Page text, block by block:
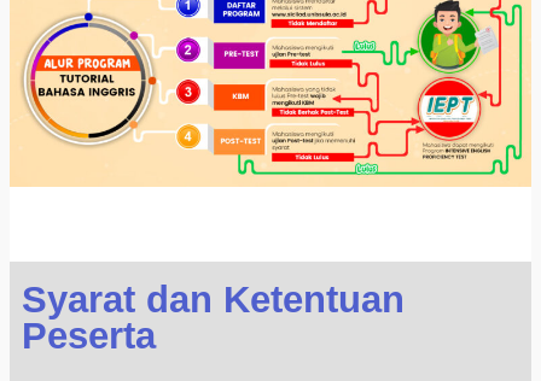
Syarat dan Ketentuan
Peserta